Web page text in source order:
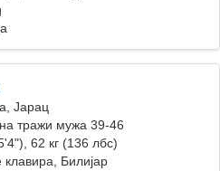
Јарац
тражи мужа 39-46
62 кг (136 лбс)
Билијар